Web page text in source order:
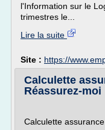
l'Information sur le
trimestres le...
Lire la suite
Site : https://
Calculette
Réassurez-moi
Calculette